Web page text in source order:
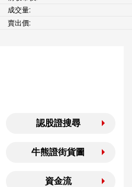
成交量:
賣出價:
認股證搜尋
牛熊證街貨圖
資金流